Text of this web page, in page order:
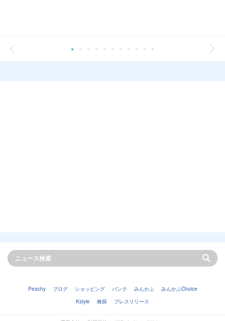
Peachy ブログ ショッピング バンク みんかぶ
みんかぶChoice
Kstyle
株探 プレスリリース